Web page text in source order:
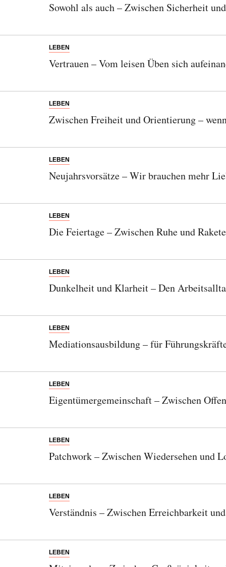
Sowohl als auch – Zwischen Sicherheit
LEBEN
Vertrauen – Vom leisen Üben sich
LEBEN
Zwischen Freiheit und Orientierung –
LEBEN
Neujahrsvorsätze – Wir brauchen mehr
LEBEN
Die Feiertage – Zwischen Ruhe und
LEBEN
Dunkelheit und Klarheit – Den
LEBEN
Mediationsausbildung – für
LEBEN
Eigentümergemeinschaft – Zwischen
LEBEN
Patchwork – Zwischen Wiedersehen und
LEBEN
Verständnis – Zwischen Erreichbarkeit
LEBEN